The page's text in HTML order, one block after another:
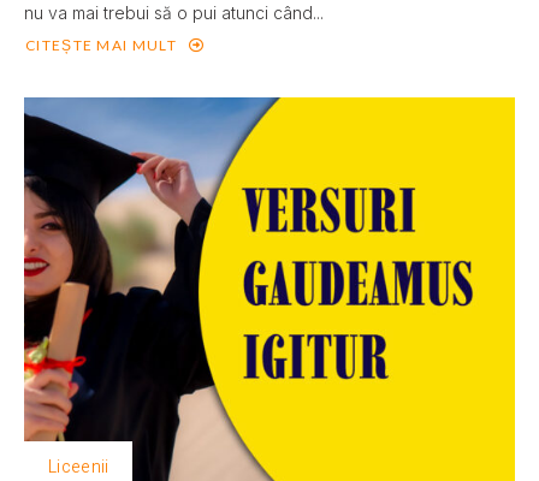
nu va mai trebui să o pui atunci când...
CITEȘTE MAI MULT
Liceenii